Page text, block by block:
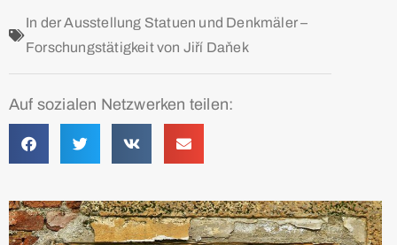
In der Ausstellung Statuen und Denkmäler –
Forschungstätigkeit von Jiří Daňek
Auf sozialen Netzwerken teilen: